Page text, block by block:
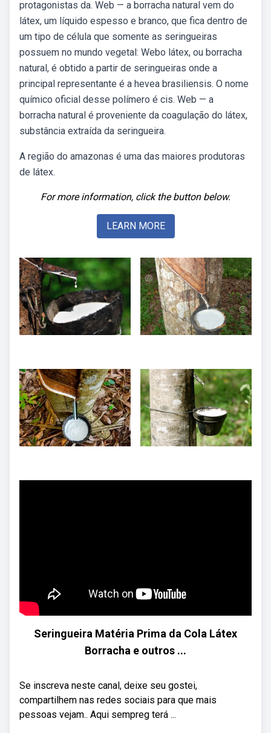
protagonistas da. Web — a borracha natural vem do
látex, um líquido espesso e branco, que fica dentro de
um tipo de célula que somente as seringueiras
possuem no mundo vegetal: Webo látex, ou borracha
natural, é obtido a partir de seringueiras onde a
principal representante é a hevea brasiliensis. O nome
químico oficial desse polímero é cis. Web — a
borracha natural é proveniente da coagulação do látex,
substância extraída da seringueira.
A região do amazonas é uma das maiores produtoras
de látex.
For more information, click the button below.
LEARN MORE
Seringueira Matéria Prima da Cola Látex
Borracha e outros ...
Se inscreva neste canal, deixe seu gostei,
compartilhem nas redes sociais para que mais
pessoas vejam.. Aqui sempreg terá ...